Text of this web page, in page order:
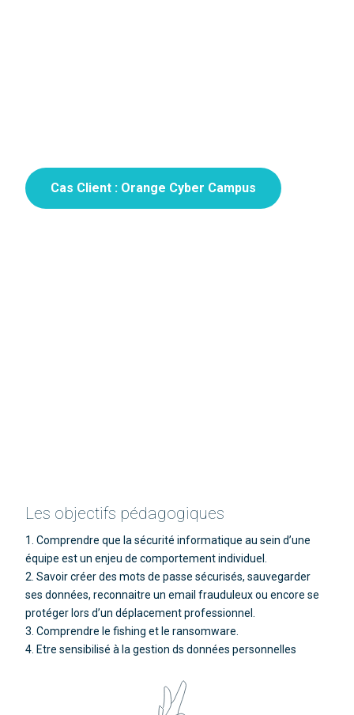
Cas Client : Orange Cyber Campus
Les objectifs pédagogiques
1. Comprendre que la sécurité informatique au sein d’une
équipe est un enjeu de comportement individuel.
2. Savoir créer des mots de passe sécurisés, sauvegarder
ses données, reconnaitre un email frauduleux ou encore se
protéger lors d’un déplacement professionnel.
3. Comprendre le fishing et le ransomware.
4. Etre sensibilisé à la gestion ds données personnelles